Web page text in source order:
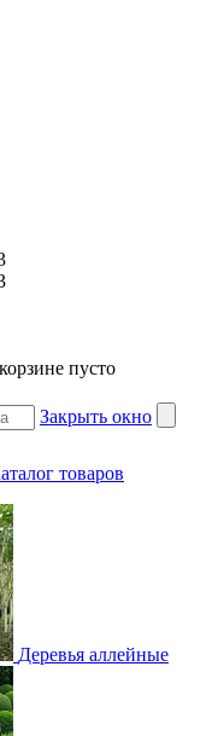
пусто
Закрыть окно
Деревья аллейные